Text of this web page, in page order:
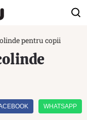
pentru copii
WHATSAPP